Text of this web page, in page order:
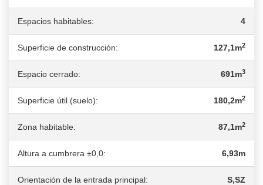
Espacios habitables: 4
Superficie de construcción: 127,1m2
Espacio cerrado: 691m3
Superficie útil (suelo): 180,2m2
Zona habitable: 87,1m2
Altura a cumbrera ±0,0: 6,93m
Orientación de la entrada principal: S,SZ